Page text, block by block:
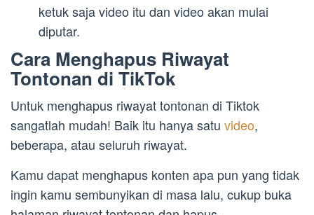
ketuk saja video itu dan video akan mulai
diputar.
Cara Menghapus Riwayat
Tontonan di TikTok
Untuk menghapus riwayat tontonan di Tiktok
sangatlah mudah! Baik itu hanya satu video,
beberapa, atau seluruh riwayat.
Kamu dapat menghapus konten apa pun yang tidak
ingin kamu sembunyikan di masa lalu, cukup buka